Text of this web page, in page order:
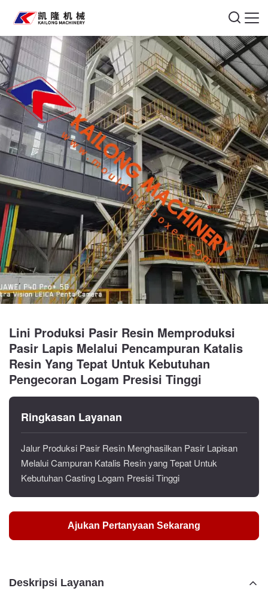
Lini Produksi Pasir Resin Memproduksi
Pasir Lapis Melalui Pencampuran Katalis
Resin Yang Tepat Untuk Kebutuhan
Pengecoran Logam Presisi Tinggi
Ringkasan Layanan
Jalur Produksi Pasir Resin Menghasilkan Pasir Lapisan
Melalui Campuran Katalis Resin yang Tepat Untuk
Kebutuhan Casting Logam Presisi Tinggi
Ajukan Pertanyaan Sekarang
Deskripsi Layanan